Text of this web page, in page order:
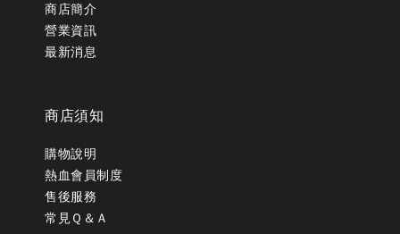
商店簡介
營業資訊
最新消息
商店須知
購物說明
熱血會員制度
售後服務
常見Ｑ＆Ａ